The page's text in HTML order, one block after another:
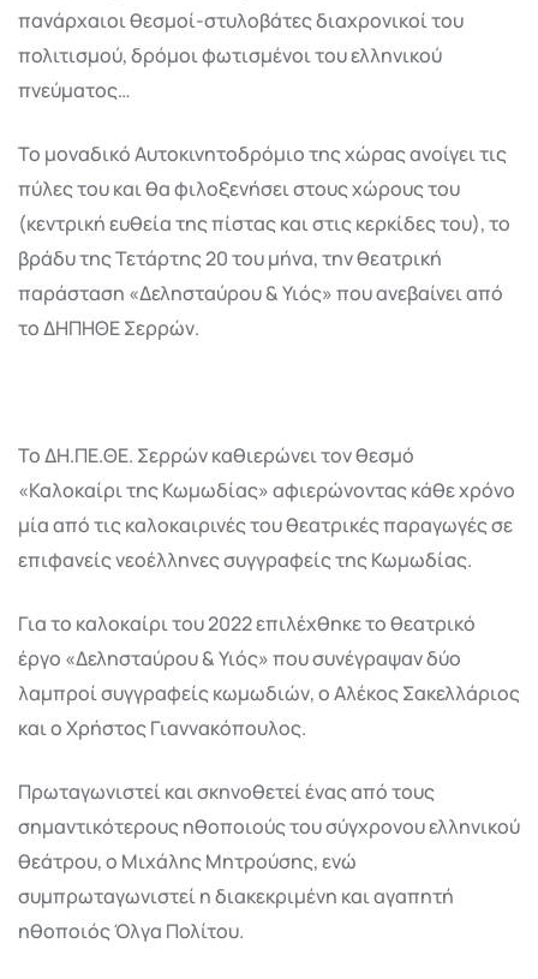
πανάρχαιοι θεσμοί-στυλοβάτες διαχρονικοί του
πολιτισμού, δρόμοι φωτισμένοι του ελληνικού
πνεύματος…
Το μοναδικό Αυτοκινητοδρόμιο της χώρας ανοίγει τις
πύλες του και θα φιλοξενήσει στους χώρους του
(κεντρική ευθεία της πίστας και στις κερκίδες του), το
βράδυ της Τετάρτης 20 του μήνα, την θεατρική
παράσταση «Δελησταύρου & Υιός» που ανεβαίνει από
το ΔΗΠΗΘΕ Σερρών.
Το ΔΗ.ΠΕ.ΘΕ. Σερρών καθιερώνει τον θεσμό
«Καλοκαίρι της Κωμωδίας» αφιερώνοντας κάθε χρόνο
μία από τις καλοκαιρινές του θεατρικές παραγωγές σε
επιφανείς νεοέλληνες συγγραφείς της Κωμωδίας.
Για το καλοκαίρι του 2022 επιλέχθηκε το θεατρικό
έργο «Δελησταύρου & Υιός» που συνέγραψαν δύο
λαμπροί συγγραφείς κωμωδιών, ο Αλέκος Σακελλάριος
και ο Χρήστος Γιαννακόπουλος.
Πρωταγωνιστεί και σκηνοθετεί ένας από τους
σημαντικότερους ηθοποιούς του σύγχρονου ελληνικού
θεάτρου, ο Μιχάλης Μητρούσης, ενώ
συμπρωταγωνιστεί η διακεκριμένη και αγαπητή
ηθοποιός Όλγα Πολίτου.